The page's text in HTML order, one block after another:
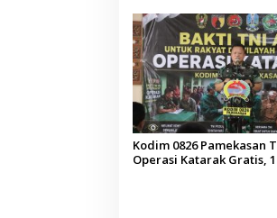
Kodim 0826 Pamekasan
Operasi Katarak Gratis,